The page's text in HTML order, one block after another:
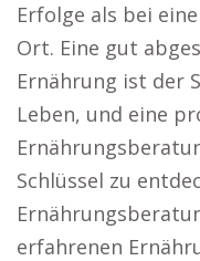
Erfolge als bei
Ort. Eine gut
Ernährung ist der
Leben, und eine
Schlüssel zu
erfahrenen